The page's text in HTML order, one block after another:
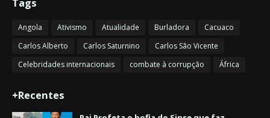
Tags
Angola Ativismo Atualidade Burladora
Cacuaco
Carlos Alberto
Carlos Saturnino
Carlos São Vicente
Celebridades internacionais
combate à corrupção África
+Recentes